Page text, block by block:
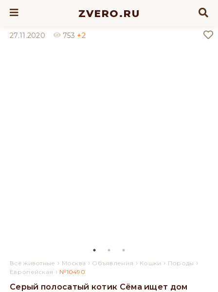
ZVERO.RU
27.11.2020 753 +2
Все животные › Москва › Объявления › Кошки › Породы ›
Европейская › №10490
Серый полосатый котик Сёма ищет дом